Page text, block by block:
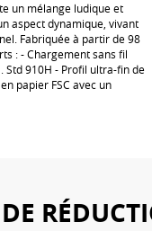
un mélange ludique et
aspect dynamique, vivant
Fabriquée à partir de 98
: - Chargement sans fil
Std 910H - Profil ultra-fin de
papier FSC avec un